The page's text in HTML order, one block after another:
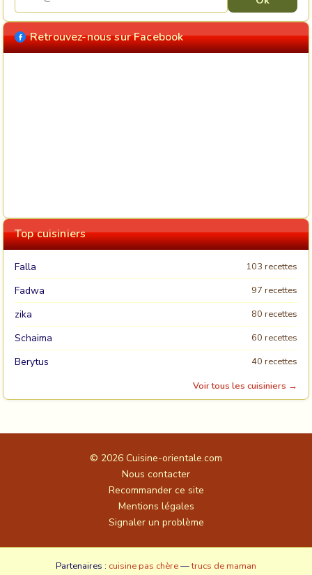
Retrouvez-nous sur Facebook
Top cuisiniers
Falla 103 recettes
Fadwa 97 recettes
zika 80 recettes
Schaima 60 recettes
Berytus
40 recettes
Voir tous les cuisiniers →
© 2026 Cuisine-orientale.com
Nous contacter
Recommander ce site
Mentions légales
Signaler un problème
Partenaires : cuisine pas chère—trucs de maman